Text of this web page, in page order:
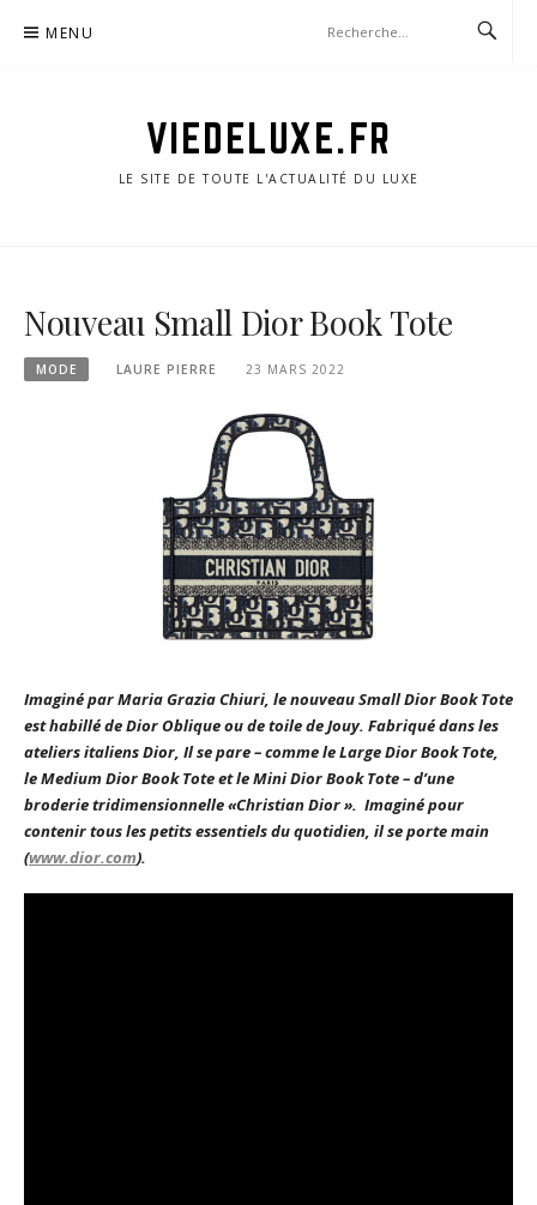
MENU
VIEDELUXE.FR
LE SITE DE TOUTE L'ACTUALITÉ DU LUXE
Nouveau Small Dior Book Tote
MODE LAURE PIERRE 23 MARS 2022
Imaginé par Maria Grazia Chiuri, le nouveauSmallDiorBook Tote
est habillé deDiorOblique ou de toile de Jouy. Fabriqué dans les
ateliers italiens Dior, Il se pare – comme le LargeDiorBook Tote,
le MediumDiorBook Tote et le MiniDiorBook Tote – d’une
broderie tridimensionnelle «ChristianDior». Imaginé pour
contenir tous les petits essentiels du quotidien, il se porte main
(www.dior.com).